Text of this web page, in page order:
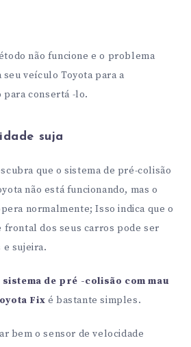
não funcione e o problema
seu veículo Toyota para a
para consertá -lo.
suja
que o sistema de pré-colisão
não está funcionando, mas o
normalmente; Isso indica que o
frontal dos seus carros pode ser
sujeira.
sistema de pré -colisão com mau
Fix é bastante simples.
bem o sensor de velocidade